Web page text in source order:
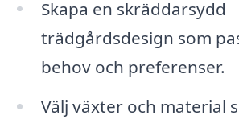
Skapa en skräddarsydd
trädgårdsdesign som
behov och preferenser.
Välj växter och material